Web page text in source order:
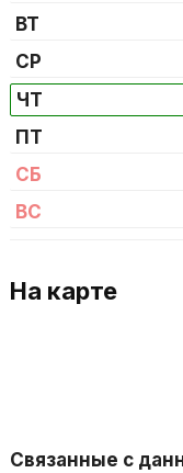
ВТ
СР
ЧТ
ПТ
СБ
ВС
На карте
Связанные с